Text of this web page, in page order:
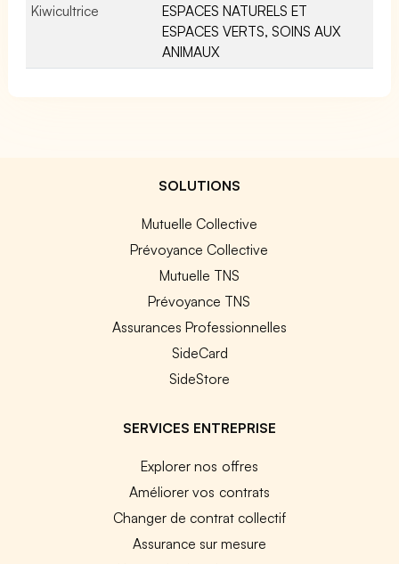
Kiwicultrice
ESPACES NATURELS ET
ESPACES VERTS, SOINS AUX
ANIMAUX
SOLUTIONS
Mutuelle Collective
Prévoyance Collective
Mutuelle TNS
Prévoyance TNS
Assurances Professionnelles
SideCard
SideStore
SERVICES ENTREPRISE
Explorer nos offres
Améliorer vos contrats
Changer de contrat collectif
Assurance sur mesure